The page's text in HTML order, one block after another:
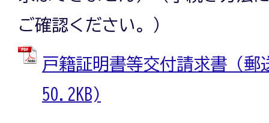
ご確認ください。）
戸籍証明書等交付請求書（
50.2KB)